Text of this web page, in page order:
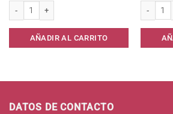
Bolsa Consorcio 90 x 120 Rosarina x 10 cantidad
AÑADIR AL CARRITO
Bolsas
DATOS DE CONTACTO